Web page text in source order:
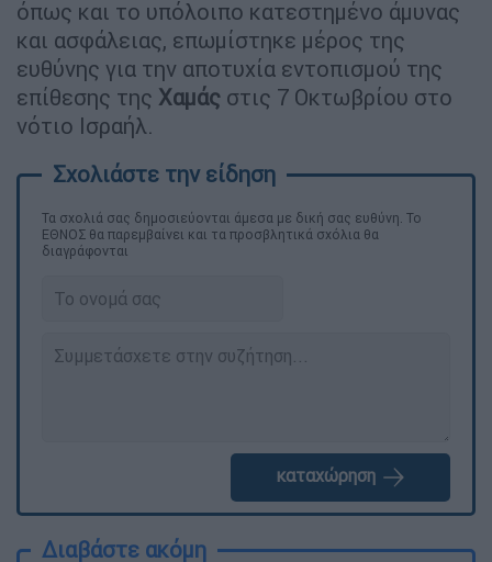
όπως και το υπόλοιπο κατεστημένο άμυνας
και ασφάλειας, επωμίστηκε μέρος της
ευθύνης για την αποτυχία εντοπισμού της
επίθεσης της Χαμάς στις 7 Οκτωβρίου στο
νότιο Ισραήλ.
Τα σχολιά σας δημοσιεύονται άμεσα με δική σας ευθύνη. Το
ΕΘΝΟΣ θα παρεμβαίνει και τα προσβλητικά σχόλια θα
διαγράφονται
καταχώρηση
Διαβάστε ακόμη